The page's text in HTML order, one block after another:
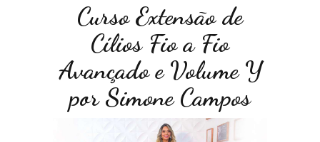
Curso Extensão de
Cílios Fio a Fio
Avançado e Volume Y
por Simone Campos